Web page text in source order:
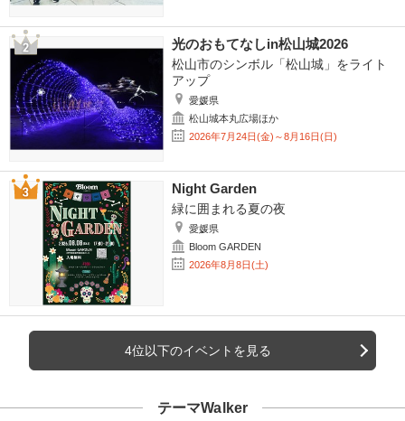
光のおもてなしin松山城2026
松山市のシンボル「松山城」をライト
アップ
愛媛県
松山城本丸広場ほか
2026年7月24日(金)～8月16日(日)
Night Garden
緑に囲まれる夏の夜
愛媛県
Bloom GARDEN
2026年8月8日(土)
4位以下のイベントを見る
テーマWalker